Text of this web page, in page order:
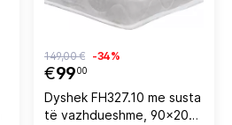
€9900
149,00 € -34%
Dyshek FH327.10 me susta
të vazhdueshme, 90x200